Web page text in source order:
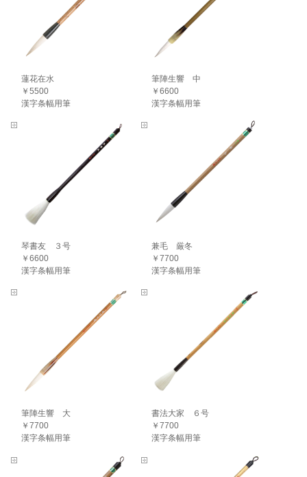
蓮花在水
￥5500
漢字条幅用筆
筆陣生響 中
￥6600
漢字条幅用筆
琴書友 ３号
￥6600
漢字条幅用筆
兼毛 厳冬
￥7700
漢字条幅用筆
筆陣生響 大
￥7700
漢字条幅用筆
書法大家 ６号
￥7700
漢字条幅用筆